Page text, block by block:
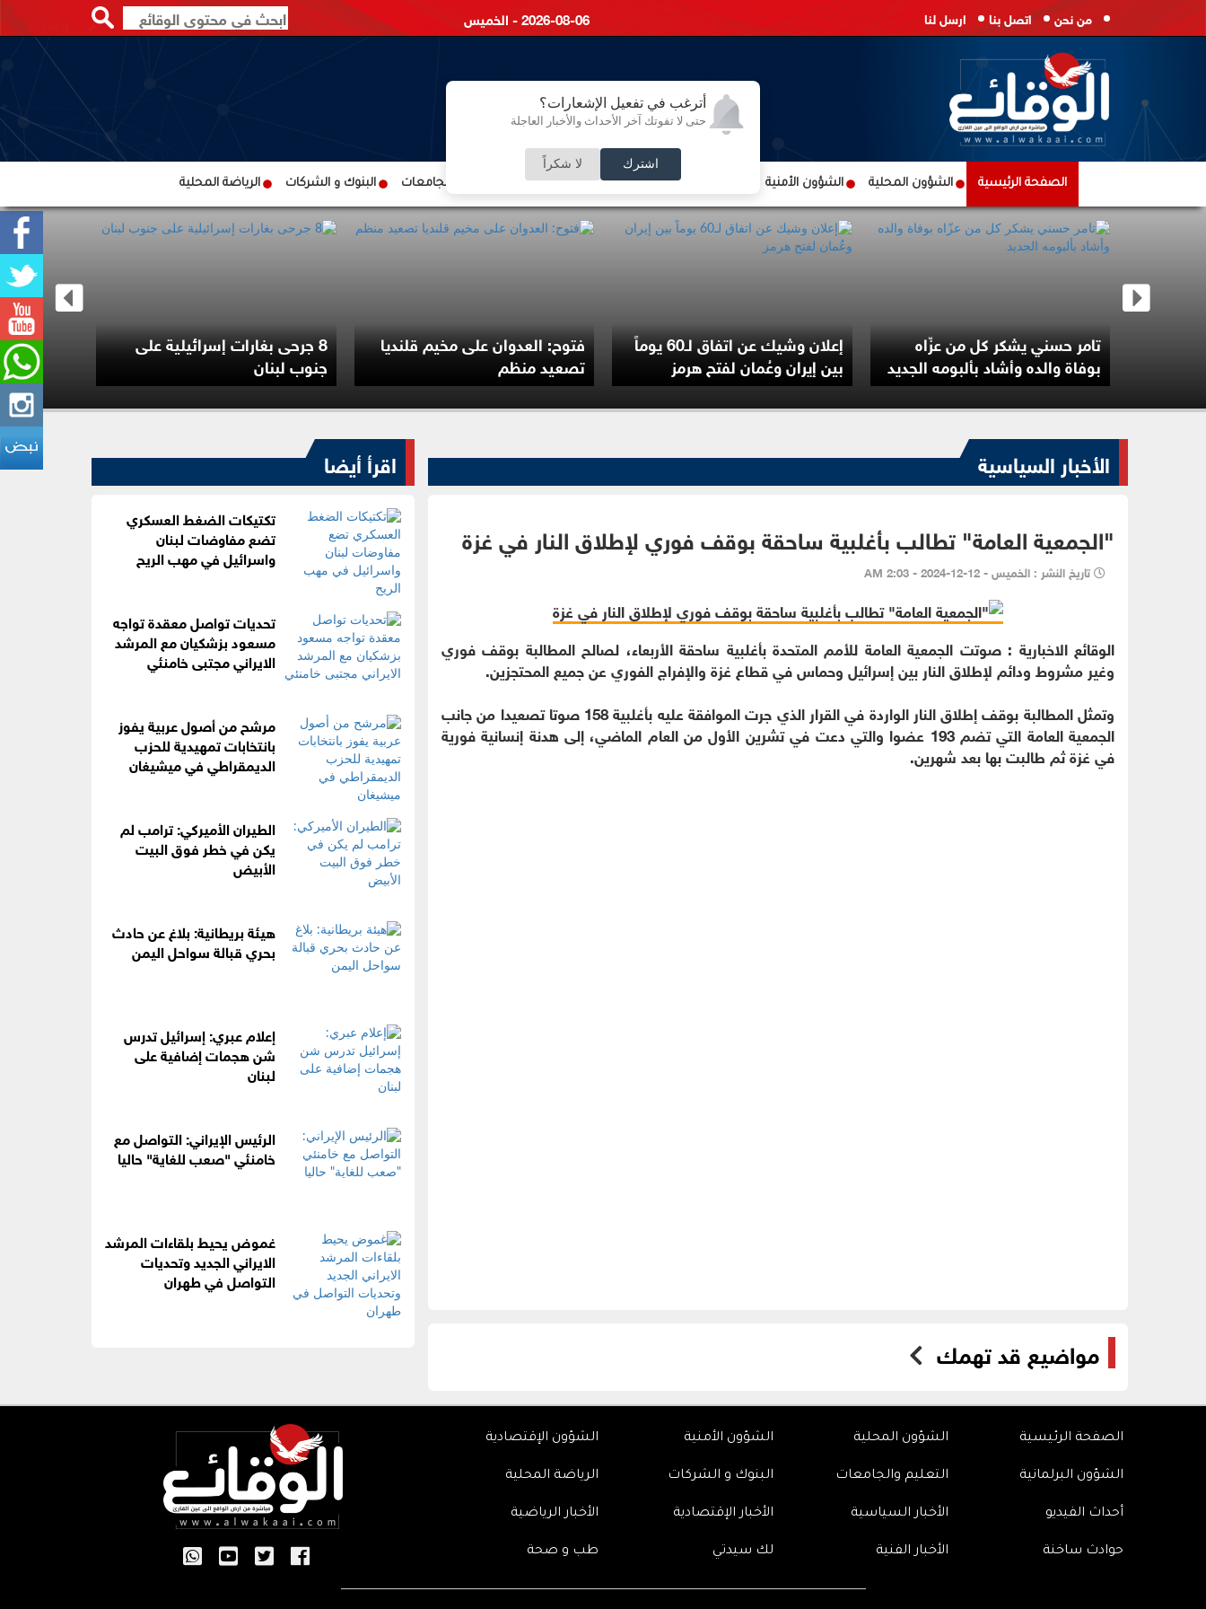
أترغب في تفعيل الإشعارات؟
حتى لا تفوتك آخر الأحداث والأخبار العاجلة
اشترك لا شكراً
من نحن اتصل بنا ارسل لنا 2026-08-06 - الخميس
الصفحة الرئيسية الشؤون المحلية الشؤون الأمنية الشؤون الإقتصادية الشؤون البرلمانية التعليم والجامعات البنوك و الشركات الرياضة المحلية
تامر حسني يشكر كل من عزّاه
بوفاة والده وأشاد بألبومه الجديد
إعلان وشيك عن اتفاق لـ60 يوماً
بين إيران وعُمان لفتح هرمز
فتوح: العدوان على مخيم قلنديا
تصعيد منظم
8 جرحى بغارات إسرائيلية على
جنوب لبنان
سلسلة
جنوب
الأخبار السياسية
"الجمعية العامة" تطالب بأغلبية ساحقة بوقف فوري لإطلاق النار في غزة
تاريخ النشر : الخميس - 12-12-2024 - 2:03 AM
الوقائع الاخبارية : صوتت الجمعية العامة للأمم المتحدة بأغلبية ساحقة الأربعاء، لصالح المطالبة بوقف فوري
وغير مشروط ودائم لإطلاق النار بين إسرائيل وحماس في قطاع غزة والإفراج الفوري عن جميع المحتجزين.
وتمثل المطالبة بوقف إطلاق النار الواردة في القرار الذي جرت الموافقة عليه بأغلبية 158 صوتا تصعيدا من جانب
الجمعية العامة التي تضم 193 عضوا والتي دعت في تشرين الأول من العام الماضي، إلى هدنة إنسانية فورية
في غزة ثم طالبت بها بعد شهرين.
مواضيع قد تهمك
اقرأ أيضا
تكتيكات الضغط العسكري
تضع مفاوضات لبنان
واسرائيل في مهب الريح
تحديات تواصل معقدة تواجه
مسعود بزشكيان مع المرشد
الايراني مجتبى خامنئي
مرشح من أصول عربية يفوز
بانتخابات تمهيدية للحزب
الديمقراطي في ميشيغان
الطيران الأميركي: ترامب لم
يكن في خطر فوق البيت
الأبيض
هيئة بريطانية: بلاغ عن حادث
بحري قبالة سواحل اليمن
إعلام عبري: إسرائيل تدرس
شن هجمات إضافية على
لبنان
الرئيس الإيراني: التواصل مع
خامنئي "صعب للغاية" حاليا
غموض يحيط بلقاءات المرشد
الايراني الجديد وتحديات
التواصل في طهران
الصفحة الرئيسية الشؤون المحلية الشؤون الأمنية الشؤون الإقتصادية
الشؤون البرلمانية التعليم والجامعات البنوك و الشركات الرياضة المحلية
أحداث الفيديو الأخبار السياسية الأخبار الإقتصادية الأخبار الرياضية
حوادث ساخنة الأخبار الفنية لك سيدتي طب و صحة